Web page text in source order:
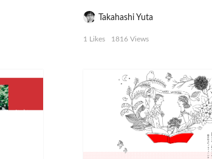
Takahashi Yuta
1 Likes 1816 Views